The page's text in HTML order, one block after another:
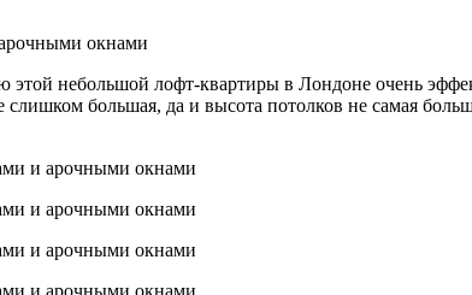
небольшой лофт-квартиры в Лондоне очень
большая, да и высота потолков не самая